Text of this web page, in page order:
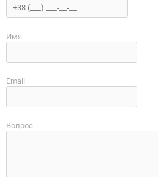
Имя
Email
Вопрос